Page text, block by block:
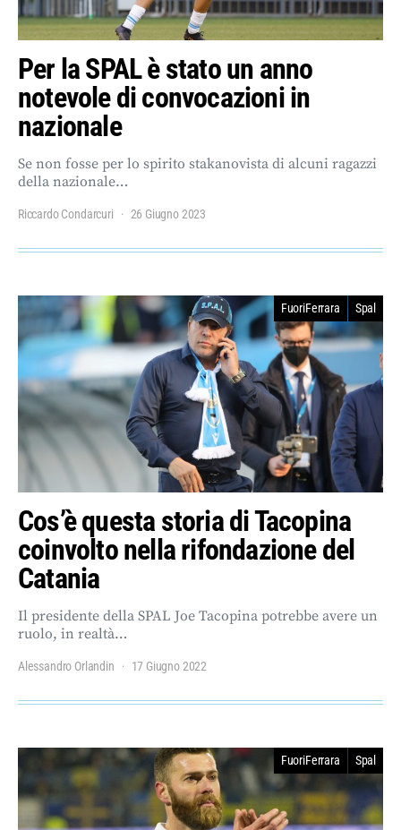
Per la SPAL è stato un anno
notevole di convocazioni in
nazionale
Se non fosse per lo spirito stakanovista di alcuni ragazzi
della nazionale…
Riccardo Condarcuri 26 Giugno 2023
FuoriFerrara Spal
Cos’è questa storia di Tacopina
coinvolto nella rifondazione del
Catania
Il presidente della SPAL Joe Tacopina potrebbe avere un
ruolo, in realtà…
Alessandro Orlandin 17 Giugno 2022
FuoriFerrara Spal